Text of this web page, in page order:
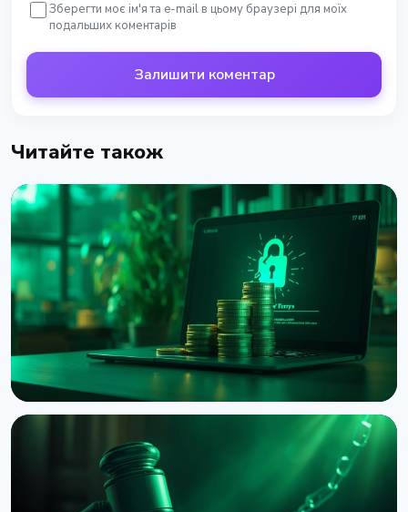
Зберегти моє ім'я та e-mail в цьому браузері для моїх
подальших коментарів
Залишити коментар
Читайте також
Злом Coldcard сягнув $114 мільйонів: четверта
хвиля атаки і попередження CZ
3 серпня 2026 р. 5 хв читання